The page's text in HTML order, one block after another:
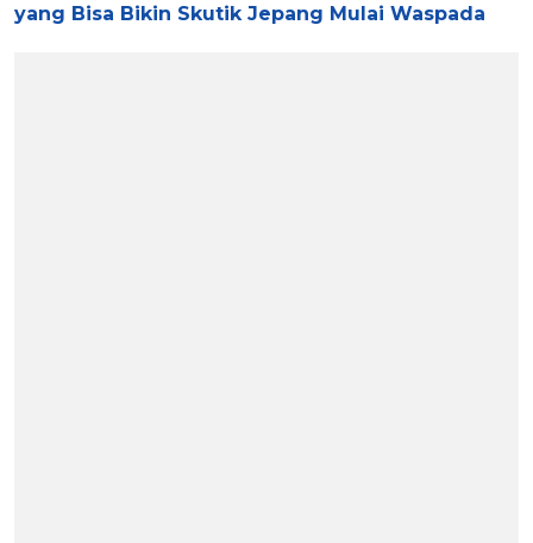
yang Bisa Bikin Skutik Jepang Mulai Waspada